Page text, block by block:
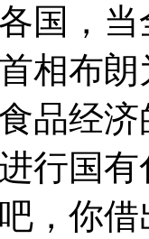
，当
相布
品经
行国
，你